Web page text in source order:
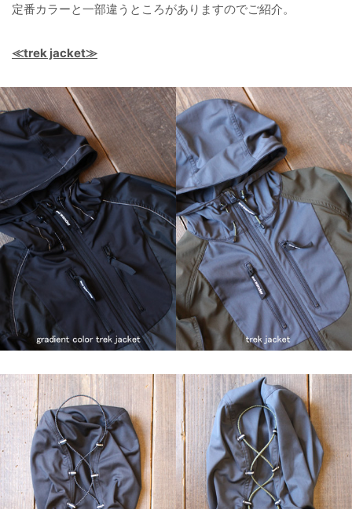
定番カラーと一部違うところがありますのでご紹介。
≪trek jacket≫